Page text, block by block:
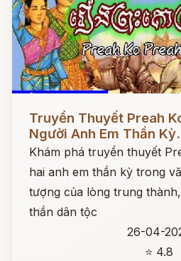
Đọc ngay
Truyền Thuyết Preah
Người Anh Em Thần
Khám phá truyền thuyết
hai anh em thần kỳ trong
tượng của lòng trung
thần dân tộc
26-04-
⭐ 4.8